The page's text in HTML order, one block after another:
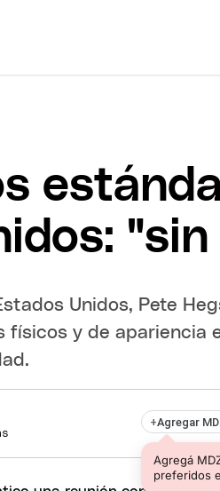
Unidos, Pete
físicos y de apariencia
+Agregar
Agregá
preferidos